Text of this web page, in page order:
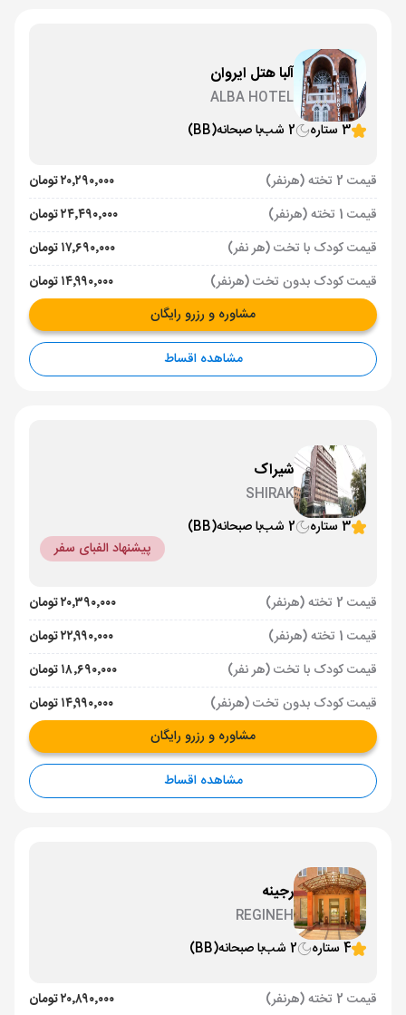
آلبا هتل ایروان
ALBA HOTEL
3 ستاره
2 شب با صبحانه(BB)
قیمت 2 تخته (هرنفر)
۲۰٬۲۹۰٬۰۰۰ تومان
قیمت 1 تخته (هرنفر)
۲۴٬۴۹۰٬۰۰۰ تومان
قیمت کودک با تخت (هر نفر)
۱۷٬۶۹۰٬۰۰۰ تومان
قیمت کودک بدون تخت (هرنفر)
۱۴٬۹۹۰٬۰۰۰ تومان
مشاوره و رزرو رایگان
مشاهده اقساط
شیراک
SHIRAK
3 ستاره
2 شب با صبحانه(BB)
پیشنهاد الفبای سفر
قیمت 2 تخته (هرنفر)
۲۰٬۳۹۰٬۰۰۰ تومان
قیمت 1 تخته (هرنفر)
۲۲٬۹۹۰٬۰۰۰ تومان
قیمت کودک با تخت (هر نفر)
۱۸٬۶۹۰٬۰۰۰ تومان
قیمت کودک بدون تخت (هرنفر)
۱۴٬۹۹۰٬۰۰۰ تومان
مشاوره و رزرو رایگان
مشاهده اقساط
رجینه
REGINEH
4 ستاره
2 شب با صبحانه(BB)
قیمت 2 تخته (هرنفر)
۲۰٬۸۹۰٬۰۰۰ تومان